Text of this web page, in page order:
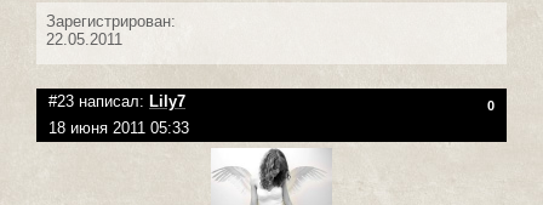
Зарегистрирован:
22.05.2011
#23 написал: Lily7 0
18 июня 2011 05:33